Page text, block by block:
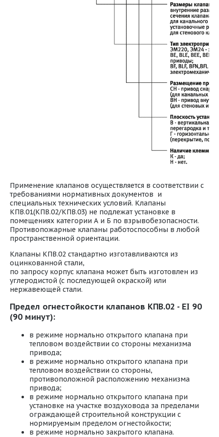
Применение клапанов осуществляется в соответствии с
требованиями нормативных документов и
специальных технических условий. Клапаны
КПВ.01(КПВ.02/КПВ.03) не подлежат установке в
помещениях категории А и Б по взрывобезопасности.
Противопожарные клапаны работоспособны в любой
пространственной ориентации.
Клапаны КПВ.02 стандартно изготавливаются из
оцинкованной стали,
по запросу корпус клапана может быть изготовлен из
углеродистой (с последующей окраской) или
нержавеющей стали.
Предел огнестойкости клапанов КПВ.02 - EI 90
(90 минут):
в режиме нормально открытого клапана при
тепловом воздействии со стороны механизма
привода;
в режиме нормально открытого клапана при
тепловом воздействии со стороны,
противоположной расположению механизма
привода;
в режиме нормально открытого клапана при
установке на участке воздуховода за пределами
ограждающей строительной конструкции с
нормируемым пределом огнестойкости;
в режиме нормально закрытого клапана.